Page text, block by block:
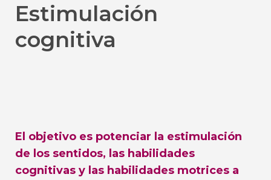
Estimulación
cognitiva
El objetivo es potenciar la estimulación
de los sentidos, las habilidades
cognitivas y las habilidades motrices a